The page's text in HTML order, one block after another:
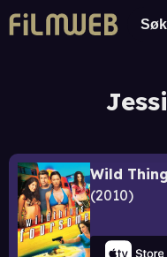
Wild
2010